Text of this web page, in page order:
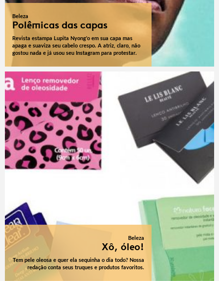
Beleza
Polêmicas das capas
Revista estampa Lupita Nyong'o em sua capa mas
apaga e suaviza seu cabelo crespo. A atriz, claro, não
gostou nada e já usou seu Instagram para protestar.
Beleza
Xô, óleo!
Tem pele oleosa e quer ela sequinha o dia todo? Nossa
redação conta seus truques e produtos favoritos.